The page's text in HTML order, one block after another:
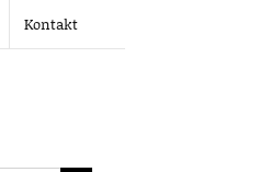
Kontakt